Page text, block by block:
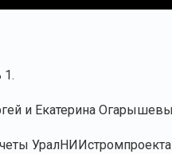
1.
и Екатерина